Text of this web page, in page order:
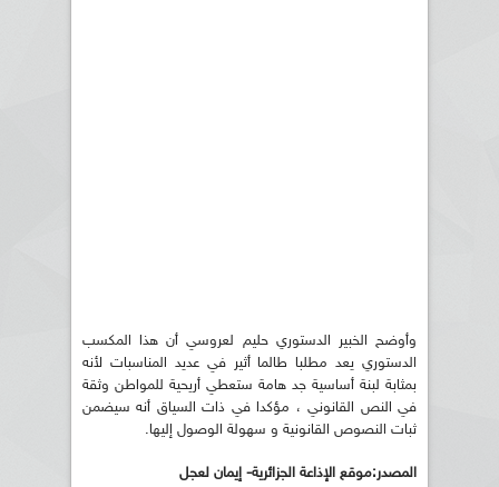
وأوضح الخبير الدستوري حليم لعروسي أن هذا المكسب
الدستوري يعد مطلبا طالما أثير في عديد المناسبات لأنه
بمثابة لبنة أساسية جد هامة ستعطي أريحية للمواطن وثقة
في النص القانوني ، مؤكدا في ذات السياق أنه سيضمن
ثبات النصوص القانونية و سهولة الوصول إليها.
المصدر:موقع الإذاعة الجزائرية- إيمان لعجل